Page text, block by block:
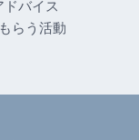
バイス
らう活動